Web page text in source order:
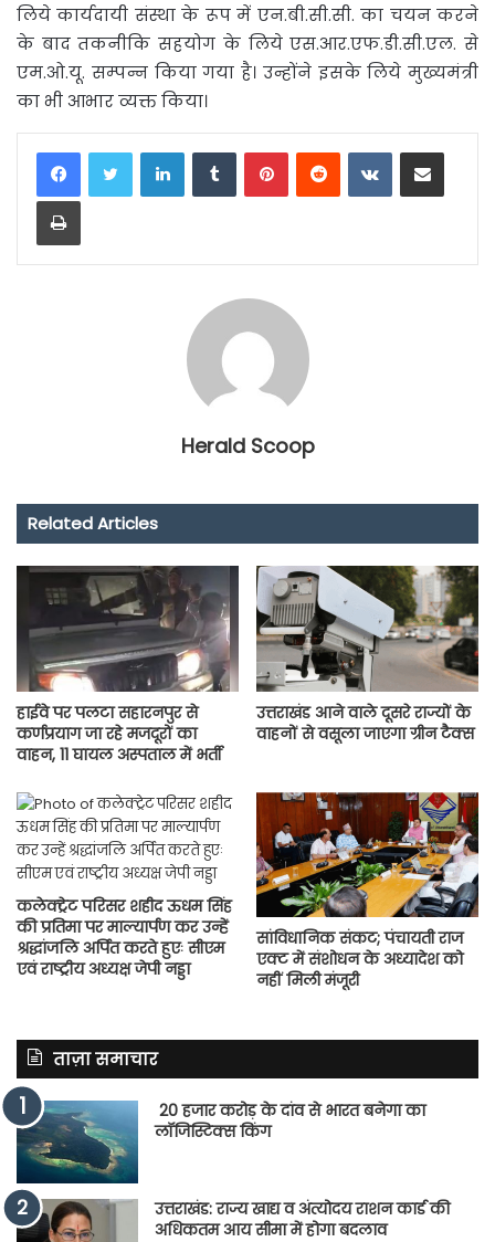
लिये कार्यदायी संस्था के रूप में एन.बी.सी.सी. का चयन करने
के बाद तकनीकि सहयोग के लिये एस.आर.एफ.डी.सी.एल. से
एम.ओ.यू. सम्पन्न किया गया है। उन्होंने इसके लिये मुख्यमंत्री
का भी आभार व्यक्त किया।
LinkedInTumblrPinterestReddit VKontakteShare via Email
Print
Herald Scoop
Related Articles
हाईवे पर पलटा सहारनपुर से
कर्णप्रयाग जा रहे मजदूरों का
वाहन, 11 घायल अस्पताल में भर्ती
उत्तराखंड आने वाले दूसरे राज्यों के
वाहनों से वसूला जाएगा ग्रीन टैक्स
कलेक्ट्रेट परिसर शहीद ऊधम सिंह
की प्रतिमा पर माल्यार्पण कर उन्हें
श्रद्धांजलि अर्पित करते हुएः सीएम
एवं राष्ट्रीय अध्यक्ष जेपी नड्डा
सांविधानिक संकट; पंचायती राज
एक्ट में संशोधन के अध्यादेश को
नहीं मिली मंजूरी
ताज़ा समाचार
20 हजार करोड़ के दांव से भारत बनेगा का
लॉजिस्टिक्स किंग
उत्तराखंड: राज्य खाद्य व अंत्योदय राशन कार्ड की
अधिकतम आय सीमा में होगा बदलाव